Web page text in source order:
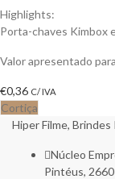
Highlights:
Porta-chaves Kimbox
Valor apresentado
€0,36 C/ IVA
Cortiça
Hiper Filme,
Núcleo
Pintéus,